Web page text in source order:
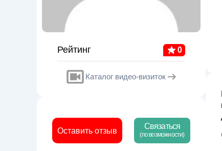
Рейтинг 0
Каталог видео-визиток
Оставить отзыв
Связаться
(по возможности)